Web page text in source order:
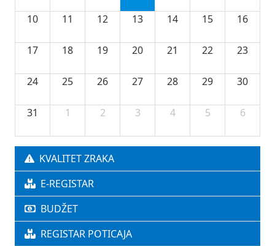
10 11 12 13 14 15 16
17 18 19 20 21 22 23
24 25 26 27 28 29 30
31 1 2 3 4 5 6
KVALITET ZRAKA
E-REGISTAR
BUDŽET
REGISTAR POTICAJA